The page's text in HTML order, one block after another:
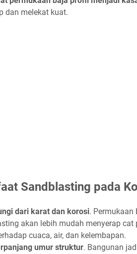
dan melekat kuat.
Sandblasting pada
dari karat dan korosi. Permukaan
akan lebih mudah menyerap
cuaca, air, dan kelembapan.
umur struktur. Bangunan